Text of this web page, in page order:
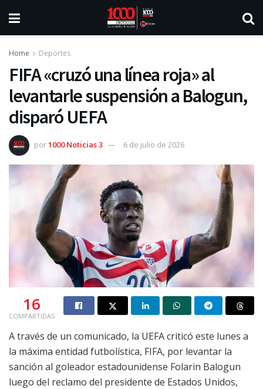
Home Deportes
FIFA «cruzó una línea roja» al
levantarle suspensión a Balogun,
disparó UEFA
por1000 Noticias 3 6 de julio de 2026
16
COMPARTIDAS
A través de un comunicado, la UEFA criticó este lunes a
la máxima entidad futbolística, FIFA, por levantar la
sanción al goleador estadounidense Folarin Balogun
luego del reclamo del presidente de Estados Unidos,